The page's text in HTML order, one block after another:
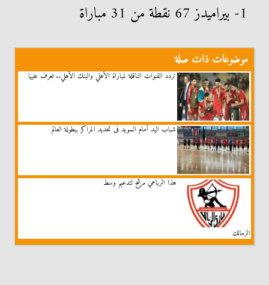
1- بيراميدز 67 نقطة من 31 مباراة
موضوعات ذات صلة
تردد القنوات الناقلة لمباراة الأهلي والبنك الأهلي.. تعرف عليها
شباب اليد أمام السويد فى تحديد المراكز ببطولة العالم
هذا الرباعي مرشح لتدعيم وسط
الزمالك